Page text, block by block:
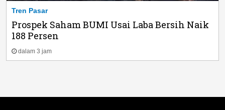
Tren Pasar
Prospek Saham BUMI Usai Laba Bersih Naik
188 Persen
dalam 3 jam